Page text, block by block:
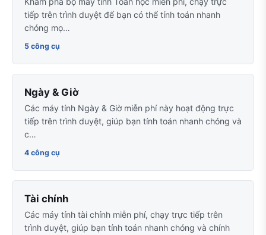
tiếp trên trình duyệt để bạn có thể tính toán nhanh
chóng mọ…
5 công cụ
Ngày & Giờ
Các máy tính Ngày & Giờ miễn phí này hoạt động trực
tiếp trên trình duyệt, giúp bạn tính toán nhanh chóng và
c…
4 công cụ
Tài chính
Các máy tính tài chính miễn phí, chạy trực tiếp trên
trình duyệt, giúp bạn tính toán nhanh chóng và chính